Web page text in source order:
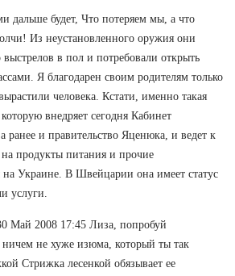
дальше будет, Что потеряем мы, а что
Из неустановленного оружия они
выстрелов в пол и потребовали открыть
Я благодарен своим родителям только
человека. Кстати, именно такая
внедряет сегодня Кабинет
ранее и правительство Яценюка, и ведет к
продукты питания и прочие
Украине. В Швейцарии она имеет статус
услуги.
Май 2008 17:45 Лиза, попробуй
не хуже изюма, который ты так
Стрижка лесенкой обязывает ее